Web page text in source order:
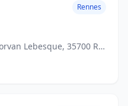
Rennes
CC Les Longs Champs, All. Morvan Lebesque, 35700 Rennes